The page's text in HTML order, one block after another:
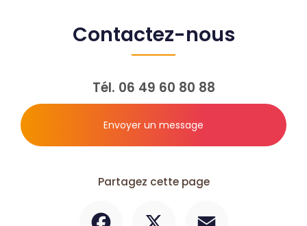
Contactez-nous
Tél. 06 49 60 80 88
Envoyer un message
Partagez cette page